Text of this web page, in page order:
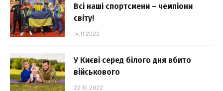
Всі наші спортсмени – чемпіони
світу!
14.11.2022
У Києві серед білого дня вбито
військового
22.10.2022